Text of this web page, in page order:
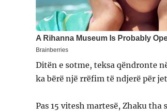
Ditën e sotme, teksa qëndronte
ka bërë një rrëfim të ndjerë për
Pas 15 vitesh martesë, Zhaku tha